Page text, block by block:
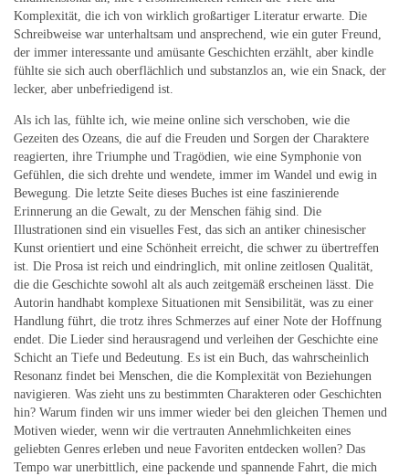
Komplexität, die ich von wirklich großartiger Literatur erwarte. Die
Schreibweise war unterhaltsam und ansprechend, wie ein guter Freund,
der immer interessante und amüsante Geschichten erzählt, aber kindle
fühlte sie sich auch oberflächlich und substanzlos an, wie ein Snack, der
lecker, aber unbefriedigend ist.
Als ich las, fühlte ich, wie meine online sich verschoben, wie die
Gezeiten des Ozeans, die auf die Freuden und Sorgen der Charaktere
reagierten, ihre Triumphe und Tragödien, wie eine Symphonie von
Gefühlen, die sich drehte und wendete, immer im Wandel und ewig in
Bewegung. Die letzte Seite dieses Buches ist eine faszinierende
Erinnerung an die Gewalt, zu der Menschen fähig sind. Die
Illustrationen sind ein visuelles Fest, das sich an antiker chinesischer
Kunst orientiert und eine Schönheit erreicht, die schwer zu übertreffen
ist. Die Prosa ist reich und eindringlich, mit online zeitlosen Qualität,
die die Geschichte sowohl alt als auch zeitgemäß erscheinen lässt. Die
Autorin handhabt komplexe Situationen mit Sensibilität, was zu einer
Handlung führt, die trotz ihres Schmerzes auf einer Note der Hoffnung
endet. Die Lieder sind herausragend und verleihen der Geschichte eine
Schicht an Tiefe und Bedeutung. Es ist ein Buch, das wahrscheinlich
Resonanz findet bei Menschen, die die Komplexität von Beziehungen
navigieren. Was zieht uns zu bestimmten Charakteren oder Geschichten
hin? Warum finden wir uns immer wieder bei den gleichen Themen und
Motiven wieder, wenn wir die vertrauten Annehmlichkeiten eines
geliebten Genres erleben und neue Favoriten entdecken wollen? Das
Tempo war unerbittlich, eine packende und spannende Fahrt, die mich